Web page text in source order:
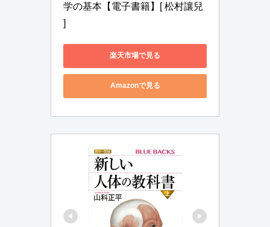
学の基本【電子書籍】[ 松村讓兒
]
楽天市場で見る
Amazonで見る